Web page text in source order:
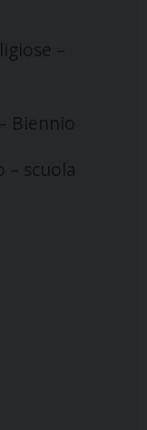
–
Biennio
– scuola